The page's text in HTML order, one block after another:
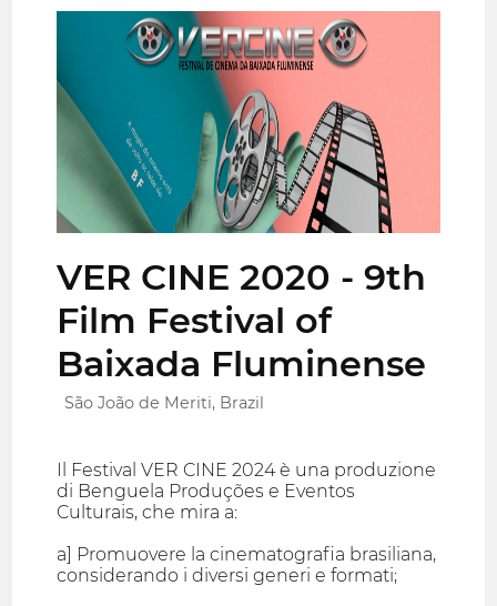
VER CINE 2020 - 9th
Film Festival of
Baixada Fluminense
São João de Meriti, Brazil
Il Festival VER CINE 2024 è una produzione
di Benguela Produções e Eventos
Culturais, che mira a:
a] Promuovere la cinematografia brasiliana,
considerando i diversi generi e formati;